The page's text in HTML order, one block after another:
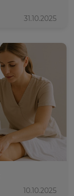
31.10.2025
10.10.2025